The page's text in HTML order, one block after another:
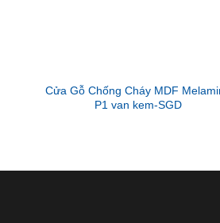
Cửa Gỗ Chống Cháy MDF
P1 van kem-SGD